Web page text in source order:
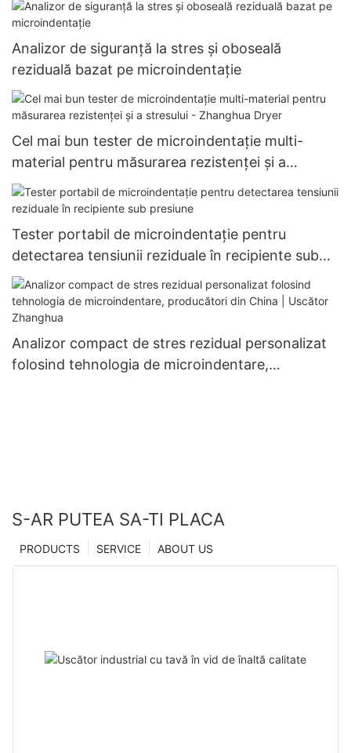
Analizor de siguranță la stres și oboseală
reziduală bazat pe microindentație
Cel mai bun tester de microindentație multi-
material pentru măsurarea rezistenței și a
stresului - Zhanghua Dryer
Tester portabil de microindentație pentru
detectarea tensiunii reziduale în recipiente sub
presiune
Analizor compact de stres rezidual personalizat
folosind tehnologia de microindentare,
S-AR PUTEA SA-TI PLACA
ABOUT US
SERVICE
PRODUCTS